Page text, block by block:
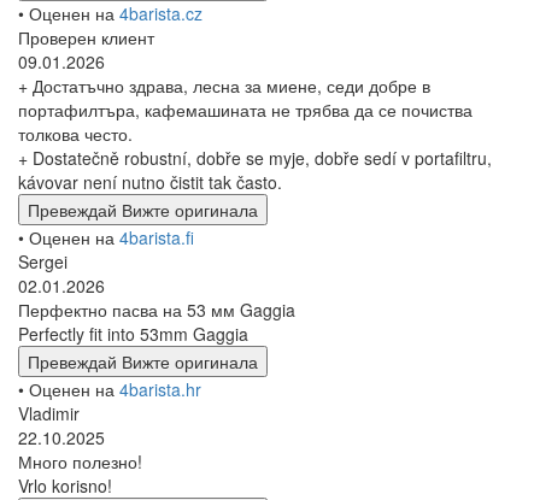
• Оценен на 4barista.cz
Проверен клиент
09.01.2026
+ Достатъчно здрава, лесна за миене, седи добре в
портафилтъра, кафемашината не трябва да се почиства
толкова често.
+ Dostatečně robustní, dobře se myje, dobře sedí v portafiltru,
kávovar není nutno čistit tak často.
Превеждай Вижте оригинала
• Оценен на 4barista.fi
Sergei
02.01.2026
Перфектно пасва на 53 мм Gaggia
Perfectly fit into 53mm Gaggia
Превеждай Вижте оригинала
• Оценен на 4barista.hr
Vladimir
22.10.2025
Много полезно!
Vrlo korisno!